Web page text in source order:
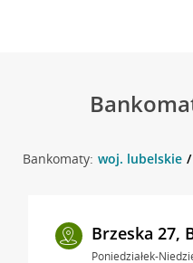
Bankomaty: woj. lubelskie
Brzeska 27,
Poniedziałek-